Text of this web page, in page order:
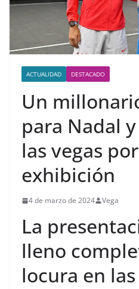
ACTUALIDAD DESTACADO
Un
para Nadal
las vegas
exhibición
4 de marzo de 2024 Vega
La
lleno
locura en las